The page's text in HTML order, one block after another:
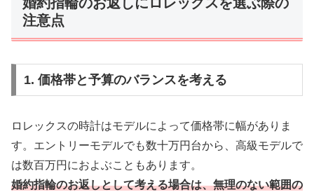
注意点
1. 価格帯と予算のバランスを考える
ロレックスの時計はモデルによって価格帯に幅がありま
す。エントリーモデルでも数十万円台から、高級モデルで
は数百万円におよぶこともあります。
婚約指輪のお返しとして考える場合は、無理のない範囲の